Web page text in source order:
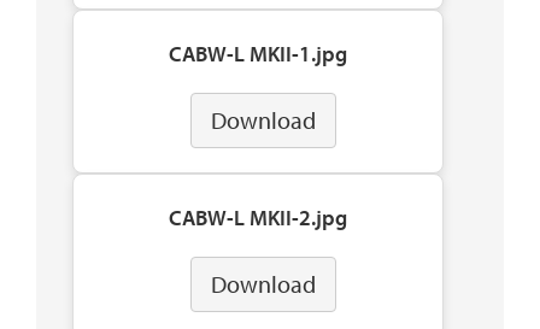
CABW-L MKII-1.jpg
Download
CABW-L MKII-2.jpg
Download